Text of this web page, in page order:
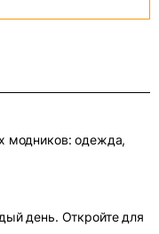
модников: одежда,
день. Откройте для